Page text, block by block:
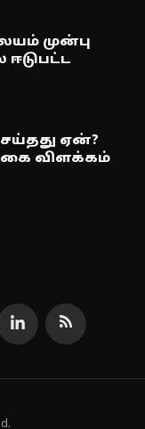
முன்பு
ஏன்?
விளக்கம்